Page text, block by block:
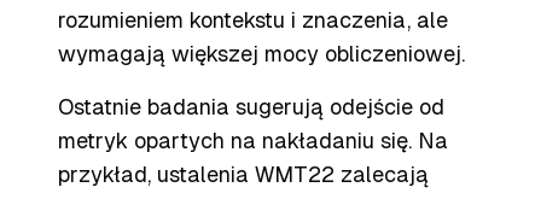
rozumieniem kontekstu i znaczenia, ale
wymagają większej mocy obliczeniowej.
Ostatnie badania sugerują odejście od
metryk opartych na nakładaniu się. Na
przykład, ustalenia WMT22 zalecają